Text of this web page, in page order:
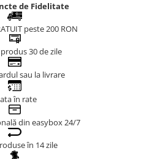
de Fidelitate
peste 200 RON
30 de zile
sau la livrare
în rate
din easybox 24/7
în 14 zile